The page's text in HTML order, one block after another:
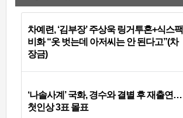
차예련, ‘김부장’ 주상욱 링거투혼+식스팩
비화 “옷 벗는데 아저씨는 안 된다고”(차
장금)
‘나솔사계’ 국화, 경수와 결별 후 재출연…
첫인상 3표 몰표